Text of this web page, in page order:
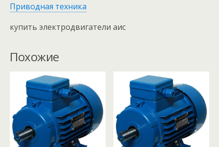
Приводная техника
купить электродвигатели аис
Похожие